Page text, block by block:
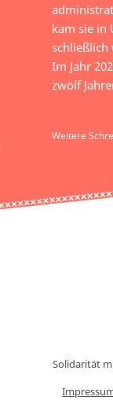
kam sie in
schließlich
Im Jahr
zwölf
Weitere
Solidarität